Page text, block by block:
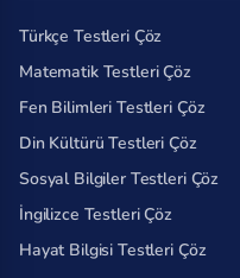
Türkçe Testleri Çöz
Matematik Testleri Çöz
Fen Bilimleri Testleri Çöz
Din Kültürü Testleri Çöz
Sosyal Bilgiler Testleri Çöz
İngilizce Testleri Çöz
Hayat Bilgisi Testleri Çöz